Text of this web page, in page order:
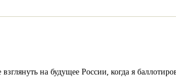
на будущее России, когда я